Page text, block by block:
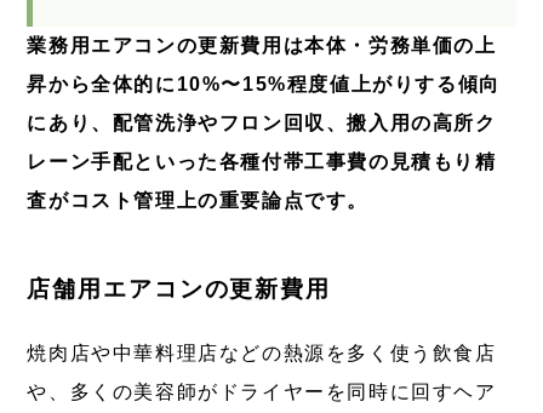
業務用エアコンの更新費用は本体・労務単価の上
昇から全体的に10%〜15%程度値上がりする傾向
にあり、配管洗浄やフロン回収、搬入用の高所ク
レーン手配といった各種付帯工事費の見積もり精
査がコスト管理上の重要論点です。
店舗用エアコンの更新費用
焼肉店や中華料理店などの熱源を多く使う飲食店
や、多くの美容師がドライヤーを同時に回すヘア